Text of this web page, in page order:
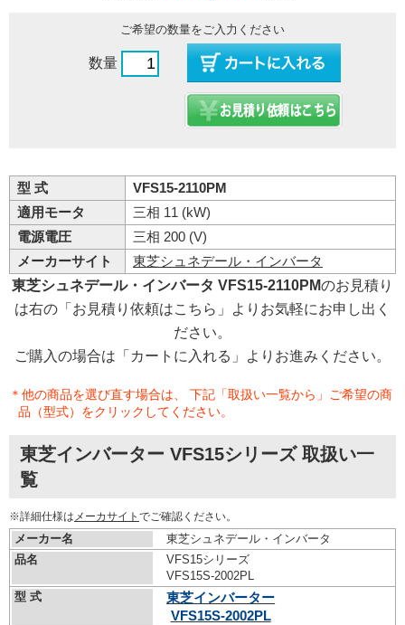
ご希望の数量をご入力ください
数量
型 式
VFS15-2110PM
適用モータ
三相 11 (kW)
電源電圧
三相 200 (V)
メーカーサイト
東芝シュネデール・インバータ
東芝シュネデール・インバータ VFS15-2110PMのお見積り
は右の「お見積り依頼はこちら」よりお気軽にお申し出く
ださい。
ご購入の場合は「カートに入れる」よりお進みください。
＊他の商品を選び直す場合は、 下記「取扱い一覧から」ご希望の商
品（型式）をクリックしてください。
東芝インバーター VFS15シリーズ 取扱い一
覧
※詳細仕様は メーカサイト でご確認ください。
メーカー名
東芝シュネデール・インバータ
品名
VFS15シリーズ
VFS15S-2002PL
型 式
東芝インバーター
VFS15S-2002PL